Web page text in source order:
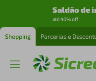
Saldão de
até 40% off
Shopping Parcerias e